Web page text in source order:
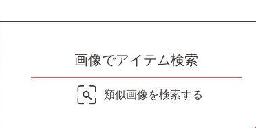
画像でアイテム検索
類似画像を検索する